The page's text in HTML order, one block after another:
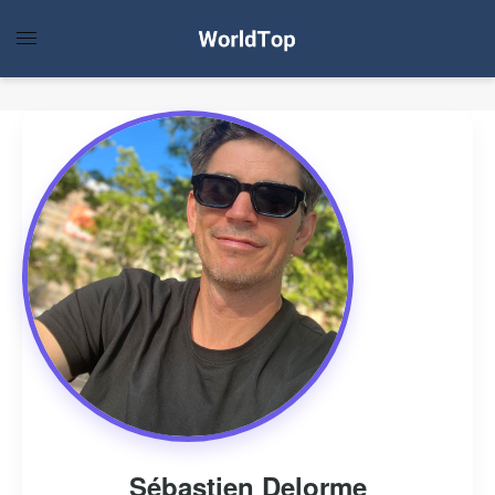
Sébastien Delorme